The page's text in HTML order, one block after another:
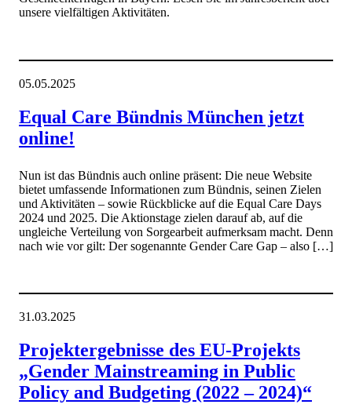
unsere vielfältigen Aktivitäten.
05.05.2025
Equal Care Bündnis München jetzt
online!
Nun ist das Bündnis auch online präsent: Die neue Website
bietet umfassende Informationen zum Bündnis, seinen Zielen
und Aktivitäten – sowie Rückblicke auf die Equal Care Days
2024 und 2025. Die Aktionstage zielen darauf ab, auf die
ungleiche Verteilung von Sorgearbeit aufmerksam macht. Denn
nach wie vor gilt: Der sogenannte Gender Care Gap – also […]
31.03.2025
Projektergebnisse des EU-Projekts
„Gender Mainstreaming in Public
Policy and Budgeting (2022 – 2024)“